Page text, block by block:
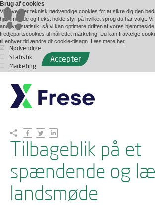
Brug af cookies
Vi anvender teknisk nødvendige cookies for at sikre dig den
hjemmeside og f.eks. holde styr på hvilket sprog du har valgt.
anonym statistik, så vi kan optimere driften af vores
tredjepartscookies til målrettet marketing. Du kan fravælge
til enhver tid ændre dit cookie-tilsagn. Læs mere her.
Nødvendige
Statistik
Marketing
Accepter
Tilbageblik på et
spændende og
landsmøde